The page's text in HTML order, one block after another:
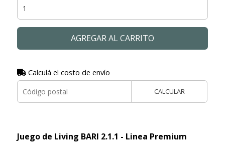
AGREGAR AL CARRITO
Calculá el costo de envío
CALCULAR
Juego de Living BARI 2.1.1 - Linea Premium